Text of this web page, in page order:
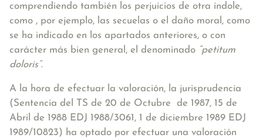
comprendiendo también los perjuicios de otra índole,
como , por ejemplo, las secuelas o el daño moral, como
se ha indicado en los apartados anteriores, o con
carácter más bien general, el denominado “petitum
doloris”.
A la hora de efectuar la valoración, la jurisprudencia
(Sentencia del TS de 20 de Octubre de 1987, 15 de
Abril de 1988 EDJ 1988/3061, 1 de diciembre 1989 EDJ
1989/10823) ha optado por efectuar una valoración